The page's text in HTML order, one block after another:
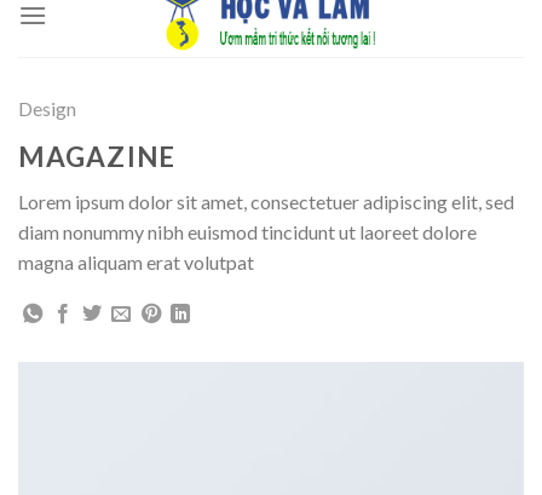
Design
MAGAZINE
Lorem ipsum dolor sit amet, consectetuer adipiscing elit, sed
diam nonummy nibh euismod tincidunt ut laoreet dolore
magna aliquam erat volutpat